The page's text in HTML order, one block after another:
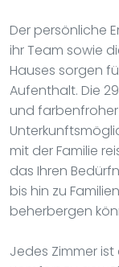
Der persönliche
ihr Team sowie
Hauses sorgen
Aufenthalt. Die
und
mit der Familie
das Ihren
bis hin zu
beherbergen
Jedes Zimmer